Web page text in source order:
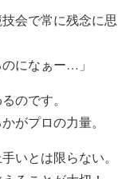
会で常に残念に思
になぁー…」
のです。
がプロの力量。
いとは限らない。